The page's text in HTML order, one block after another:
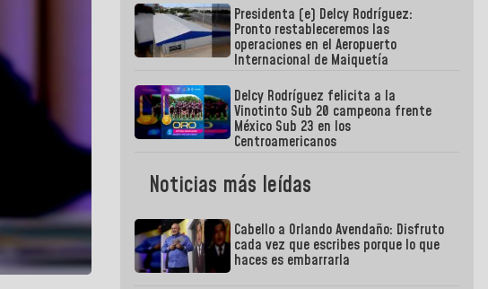
Presidenta (e) Delcy Rodríguez:
Pronto restableceremos las
operaciones en el Aeropuerto
Internacional de Maiquetía
Delcy Rodríguez felicita a la
Vinotinto Sub 20 campeona frente
México Sub 23 en los
Centroamericanos
Noticias más leídas
Cabello a Orlando Avendaño: Disfruto
cada vez que escribes porque lo que
haces es embarrarla